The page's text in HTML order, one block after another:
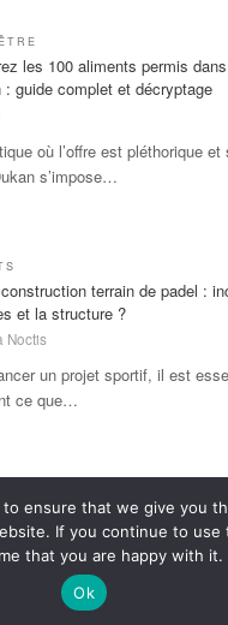
les 100 aliments permis
: guide complet et décryptage
où l’offre est pléthorique et
s’impose…
terrain de padel :
et la structure ?
Noctis
un projet sportif, il est
ce que…
netlinking et du marketing digital
: Catch Box par
Thèmes Catch
to ensure that we give you
If you continue to use
that you are happy with it.
Ok